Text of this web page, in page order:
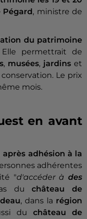
Pégard , ministre de
du patrimoine
permettrait de
, musées, jardinset
Le prix
mois.
en avant
après adhésion à la
adhérentes
"d'accéder àdes
duchâteau de
, dans la région
du château de